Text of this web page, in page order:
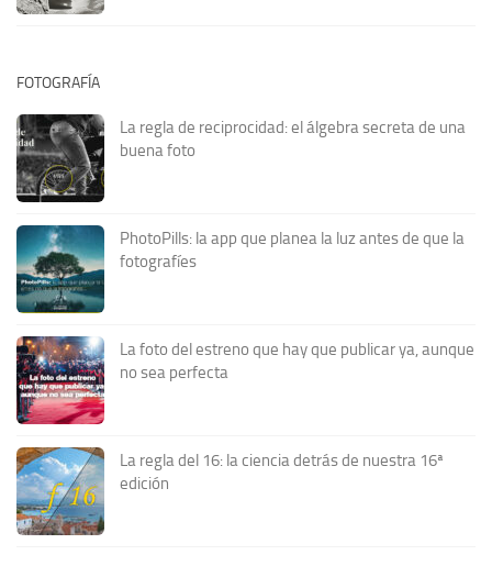
FOTOGRAFÍA
La regla de reciprocidad: el álgebra secreta de una
buena foto
PhotoPills: la app que planea la luz antes de que la
fotografíes
La foto del estreno que hay que publicar ya, aunque
no sea perfecta
La regla del 16: la ciencia detrás de nuestra 16ª
edición